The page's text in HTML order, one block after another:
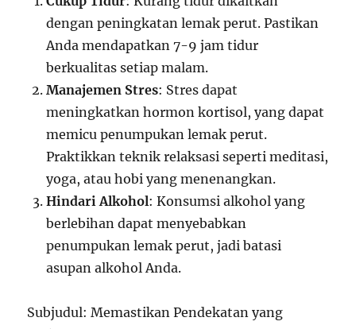
dengan peningkatan lemak perut. Pastikan
Anda mendapatkan 7-9 jam tidur
berkualitas setiap malam.
Manajemen Stres: Stres dapat
meningkatkan hormon kortisol, yang dapat
memicu penumpukan lemak perut.
Praktikkan teknik relaksasi seperti meditasi,
yoga, atau hobi yang menenangkan.
Hindari Alkohol: Konsumsi alkohol yang
berlebihan dapat menyebabkan
penumpukan lemak perut, jadi batasi
asupan alkohol Anda.
Subjudul: Memastikan Pendekatan yang